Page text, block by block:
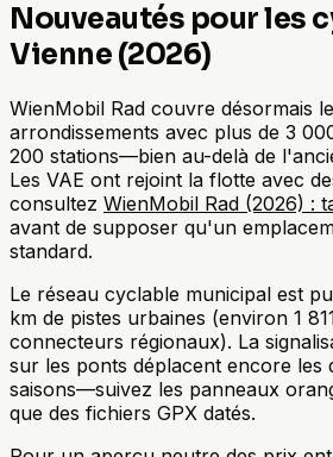
Nouveautés pour les
Vienne (2026)
WienMobil Rad couvre désormais
arrondissements avec plus de 3
200 stations—bien au-delà de
Les VAE ont rejoint la flotte avec
consultez WienMobil Rad (2026) :
avant de supposer qu'un
standard.
Le réseau cyclable municipal est
km de pistes urbaines (environ 1
connecteurs régionaux). La
sur les ponts déplacent encore les
saisons—suivez les panneaux
que des fichiers GPX datés.